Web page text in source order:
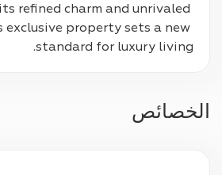
refined charm and unrivaled
exclusive property sets a new
standard for luxury living.
الخصائص